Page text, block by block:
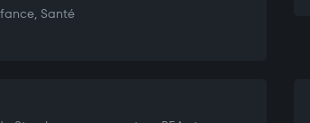
Santé